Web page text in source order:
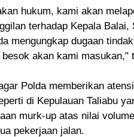
hukum, kami akan
terhadap Kepala Balai,
mengungkap dugaan
akan kami masukan,"
Polda memberikan atensi
di Kepulauan Taliabu
murk-up atas nilai
pekerjaan jalan.